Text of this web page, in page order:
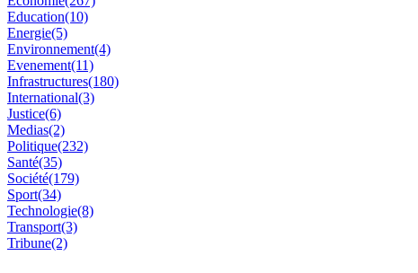
Education(10)
Energie(5)
Environnement(4)
Evenement(11)
Infrastructures(180)
International(3)
Justice(6)
Medias(2)
Politique(232)
Santé(35)
Société(179)
Sport(34)
Technologie(8)
Transport(3)
Tribune(2)